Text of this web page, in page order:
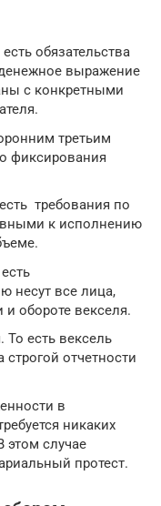
обязательства
выражение
с конкретными
третьим
фиксирования
требования по
к исполнению
несут все лица,
обороте векселя.
есть вексель
отчетности
в
никаких
этом случае
протест.